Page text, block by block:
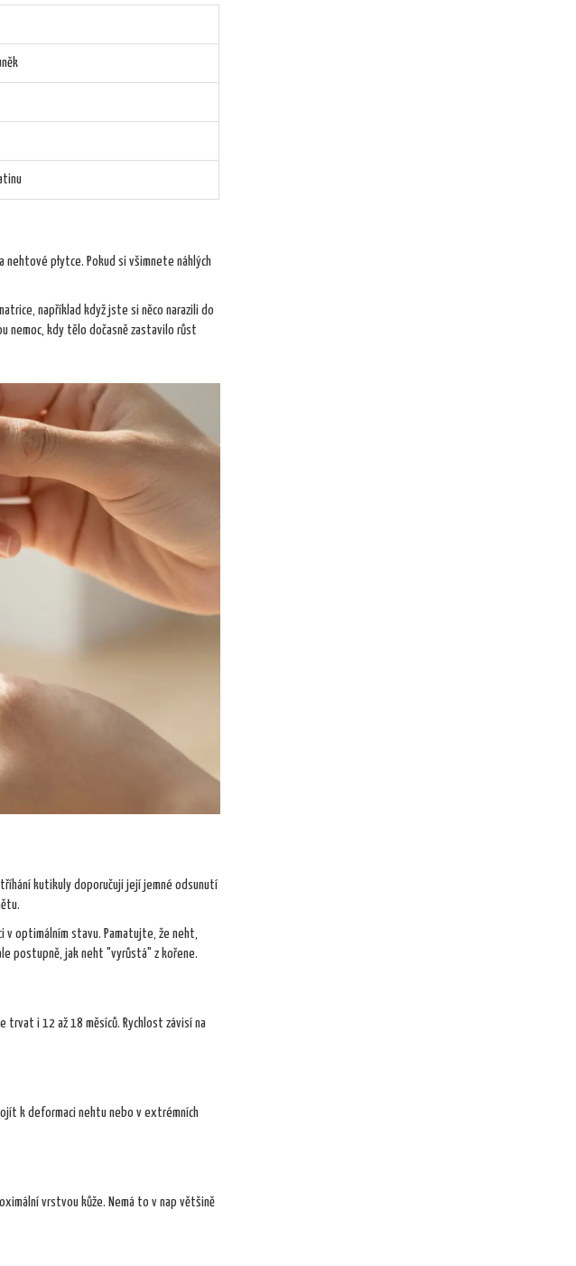
płytce. Pokud si všimnete náhlých
například když jste si něco narazili do
nemoc, kdy tělo dočasně zastavilo růst
kutikuly doporučuji její jemné odsunutí
v optimálním stavu. Pamatujte, že neht,
postupně, jak neht "vyrůstá" z kořene.
trvat i 12 až 18 měsíců. Rychlost závisí na
k deformaci nehtu nebo v extrémních
vrstvou kůže. Nemá to v nap většině